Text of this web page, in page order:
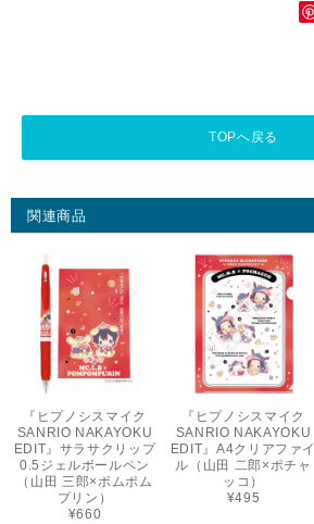
TOPへ戻る
関連商品
『ヒプノシスマイク
SANRIO NAKAYOKU
EDIT』サラサクリップ
0.5ジェルボールペン
（山田 三郎×ポムポム
プリン）
¥660
『ヒプノシスマイク
SANRIO NAKAYOKU
EDIT』A4クリアファイ
ル（山田 二郎×ポチャ
ッコ）
¥495